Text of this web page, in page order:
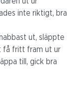
inte riktigt, bra
ut, släppte
få fritt fram ut ur
till, gick bra